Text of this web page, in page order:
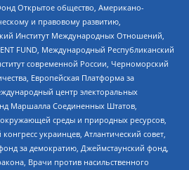
Открытое общество, Американо-
и правовому развитию,
Институт Международных Отношений,
FUND, Международный Республиканский
современной России, Черноморский
Европейская Платформа за
центр электоральных
Маршалла Соединенных Штатов,
среды и природных ресурсов,
украинцев, Атлантический совет,
за демократию, Джеймстаунский фонд,
Врачи против насильственного